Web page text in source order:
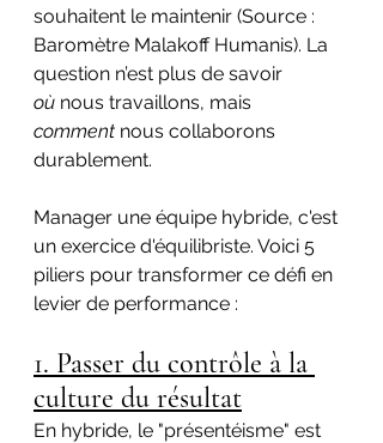
souhaitent le maintenir (Source :
Baromètre Malakoff Humanis). La
question n’est plus de savoir
où nous travaillons, mais
comment nous collaborons
durablement.
Manager une équipe hybride, c'est
un exercice d'équilibriste. Voici 5
piliers pour transformer ce défi en
levier de performance :
1. Passer du contrôle à la
culture du résultat
En hybride, le "présentéisme" est